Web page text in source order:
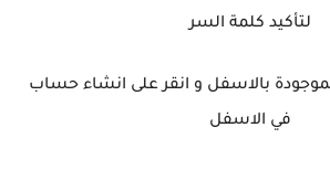
لتأكيد كلمة السر
بالاسفل و انقر على انشاء حساب
في الاسفل